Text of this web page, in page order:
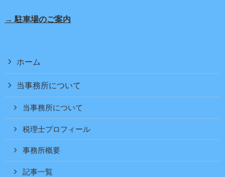
→ 駐車場のご案内
ホーム
当事務所について
当事務所について
税理士プロフィール
事務所概要
記事一覧